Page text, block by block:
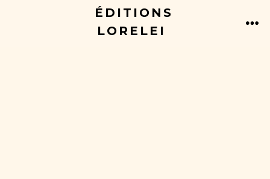
ÉDITIONS
LORELEI